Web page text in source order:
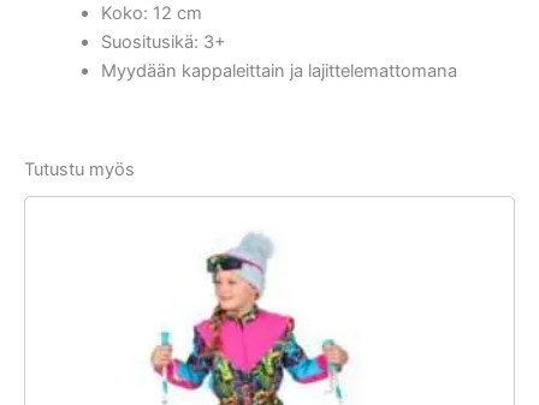
Koko: 12 cm
Suositusikä: 3+
Myydään kappaleittain ja lajittelemattomana
Tutustu myös